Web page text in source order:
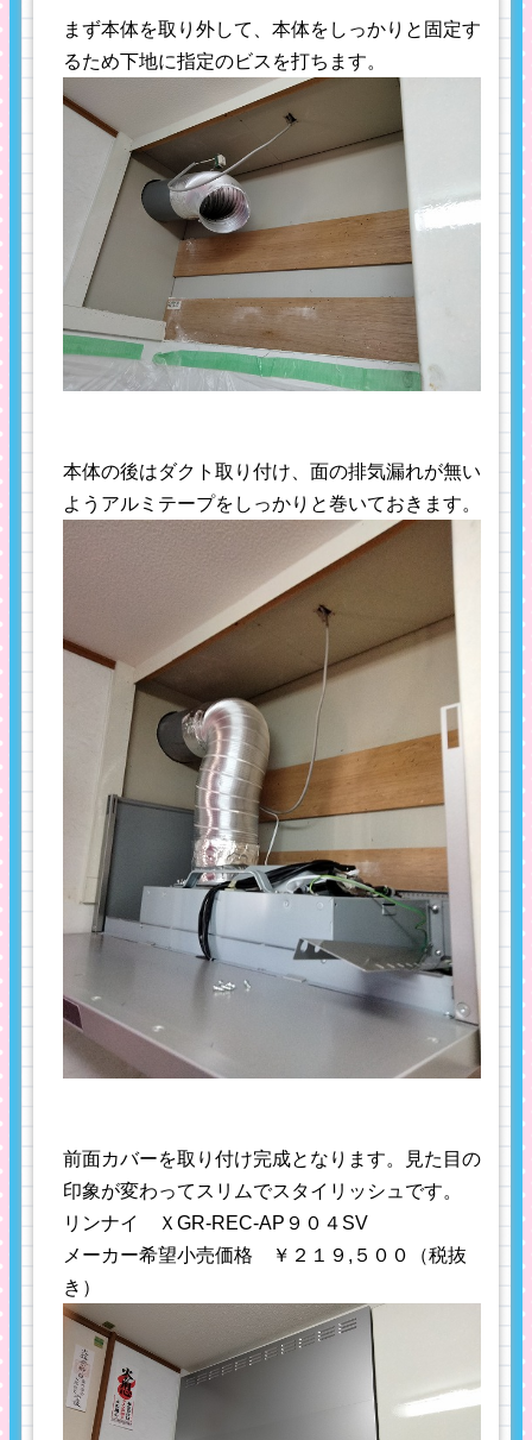
まず本体を取り外して、本体をしっかりと固定す
るため下地に指定のビスを打ちます。
本体の後はダクト取り付け、面の排気漏れが無い
ようアルミテープをしっかりと巻いておきます。
前面カバーを取り付け完成となります。見た目の
印象が変わってスリムでスタイリッシュです。
リンナイ ＸGR-REC-AP９０４SV
メーカー希望小売価格 ￥２１９,５００（税抜
き）